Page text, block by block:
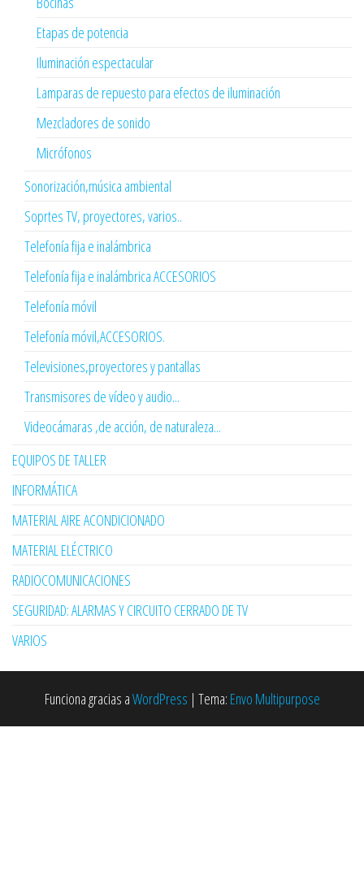
Etapas de potencia
Iluminación espectacular
Lamparas de repuesto para efectos de iluminación
Mezcladores de sonido
Micrófonos
Sonorización,música ambiental
Soprtes TV, proyectores, varios..
Telefonía fija e inalámbrica
Telefonía fija e inalámbrica ACCESORIOS
Telefonía móvil
Telefonía móvil,ACCESORIOS.
Televisiones,proyectores y pantallas
Transmisores de vídeo y audio...
Videocámaras ,de acción, de naturaleza...
EQUIPOS DE TALLER
INFORMÁTICA
MATERIAL AIRE ACONDICIONADO
MATERIAL ELÉCTRICO
RADIOCOMUNICACIONES
SEGURIDAD: ALARMAS Y CIRCUITO CERRADO DE TV
VARIOS
Funciona gracias aWordPress | Tema: Envo Multipurpose